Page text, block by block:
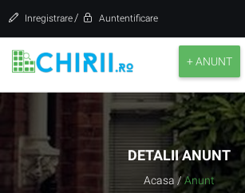
Inregistrare / Auntentificare
+ ANUNT
DETALII ANUNT
Acasa / Anunt